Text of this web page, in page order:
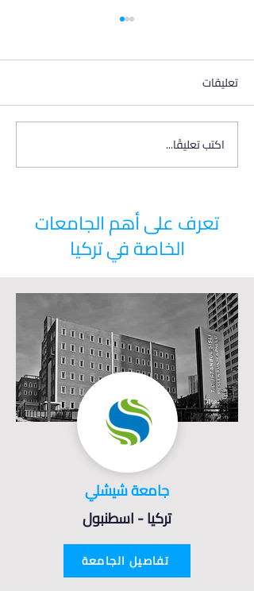
تعليقات
اكتب تعليقًا...
تعرف على أهم الجامعات
الخاصة في تركيا
جامعة شيشلي
تركيا - اسطنبول
تفاصيل الجامعة